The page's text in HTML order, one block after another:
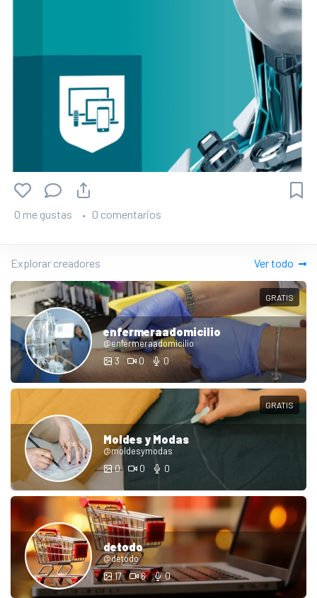
0 me gustas 0 comentarios
Explorar creadores Ver todo
GRATIS
enfermeraadomicilio
@enfermeraadomicilio
3
0 0
GRATIS
Moldes y Modas
@moldesymodas
0
0 0
detodo
@detodo
17
6 0